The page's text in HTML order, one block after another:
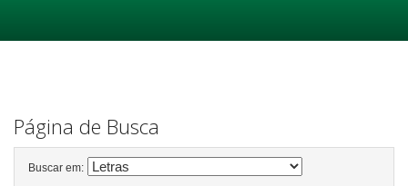
Página de Busca
Buscar em: